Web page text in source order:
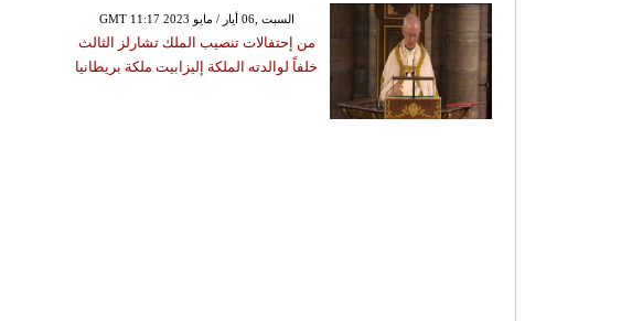
GMT 11:17 2023 السبت ,06 أيار / مايو
من إحتفالات تنصيب الملك تشارلز الثالث
خلفاً لوالدته الملكة إليزابيت ملكة بريطانيا